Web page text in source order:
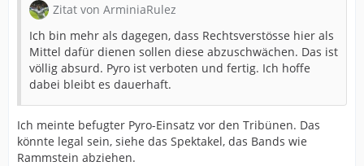
Zitat von ArminiaRulez
Ich bin mehr als dagegen, dass Rechtsverstösse hier als
Mittel dafür dienen sollen diese abzuschwächen. Das ist
völlig absurd. Pyro ist verboten und fertig. Ich hoffe
dabei bleibt es dauerhaft.
Ich meinte befugter Pyro-Einsatz vor den Tribünen. Das
könnte legal sein, siehe das Spektakel, das Bands wie
Rammstein abziehen.